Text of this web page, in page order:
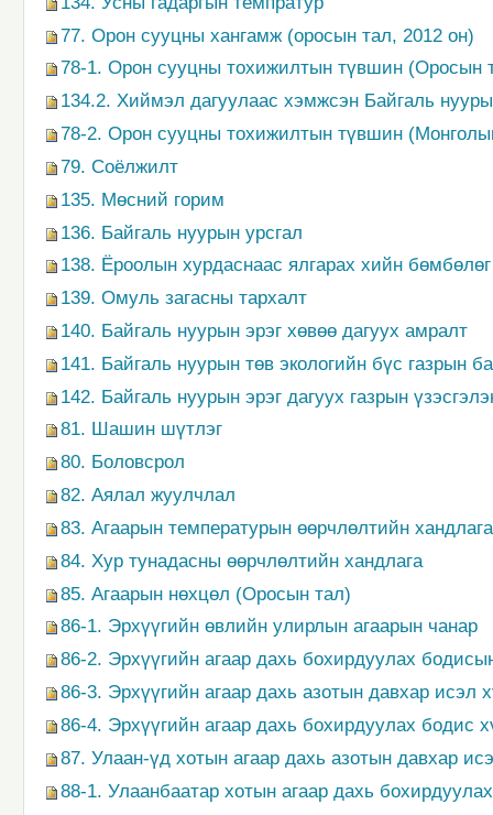
77. Орон сууцны хангамж (оросын тал, 2012 он)
78-1. Орон сууцны тохижилтын түвшин (Оросын
134.2. Хиймэл дагуулаас хэмжсэн Байгаль
78-2. Орон сууцны тохижилтын түвшин
79. Соёлжилт
135. Мөсний горим
136. Байгаль нуурын урсгал
138. Ёроолын хурдаснаас ялгарах хийн бөмбөлөг
139. Омуль загасны тархалт
140. Байгаль нуурын эрэг хөвөө дагуух амралт
141. Байгаль нуурын төв экологийн бүс газрын
142. Байгаль нуурын эрэг дагуух газрын
81. Шашин шүтлэг
80. Боловсрол
82. Аялал жуулчлал
83. Агаарын температурын өөрчлөлтийн хандлага
84. Хур тунадасны өөрчлөлтийн хандлага
85. Агаарын нөхцөл (Оросын тал)
86-1. Эрхүүгийн өвлийн улирлын агаарын чанар
86-2. Эрхүүгийн агаар дахь бохирдуулах
86-3. Эрхүүгийн агаар дахь азотын давхар исэл
86-4. Эрхүүгийн агаар дахь бохирдуулах бодис
87. Улаан-үд хотын агаар дахь азотын давхар
88-1. Улаанбаатар хотын агаар дахь